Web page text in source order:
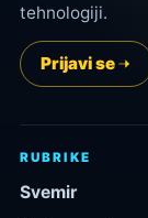
tehnologiji.
Prijavi se
RUBRIKE
Svemir